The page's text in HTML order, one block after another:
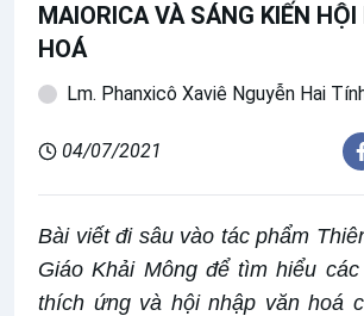
MAIORICA VÀ SÁNG KIẾN
HOÁ
Lm. Phanxicô Xaviê Nguyễn Hai
04/07/2021
Bài viết đi sâu vào tác phẩm
Giáo Khải Mông để tìm hiểu
thích ứng và hội nhập văn hoá